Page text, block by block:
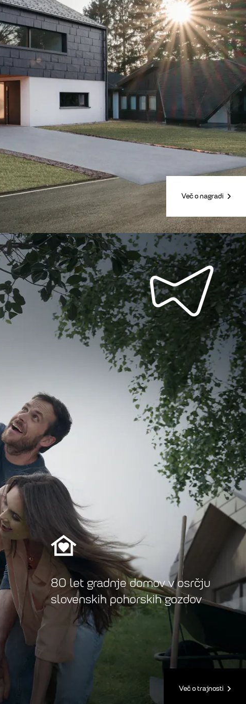
Več o nagradi
80 let gradnje domov v osrčju
slovenskih pohorskih gozdov
Več o trajnosti